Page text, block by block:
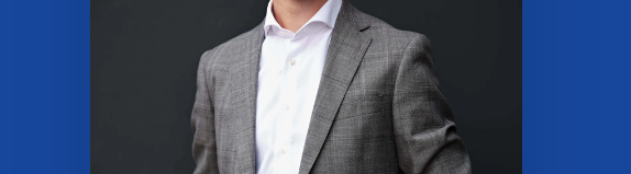
Bedrijf verkopen
Bedrijf kopen